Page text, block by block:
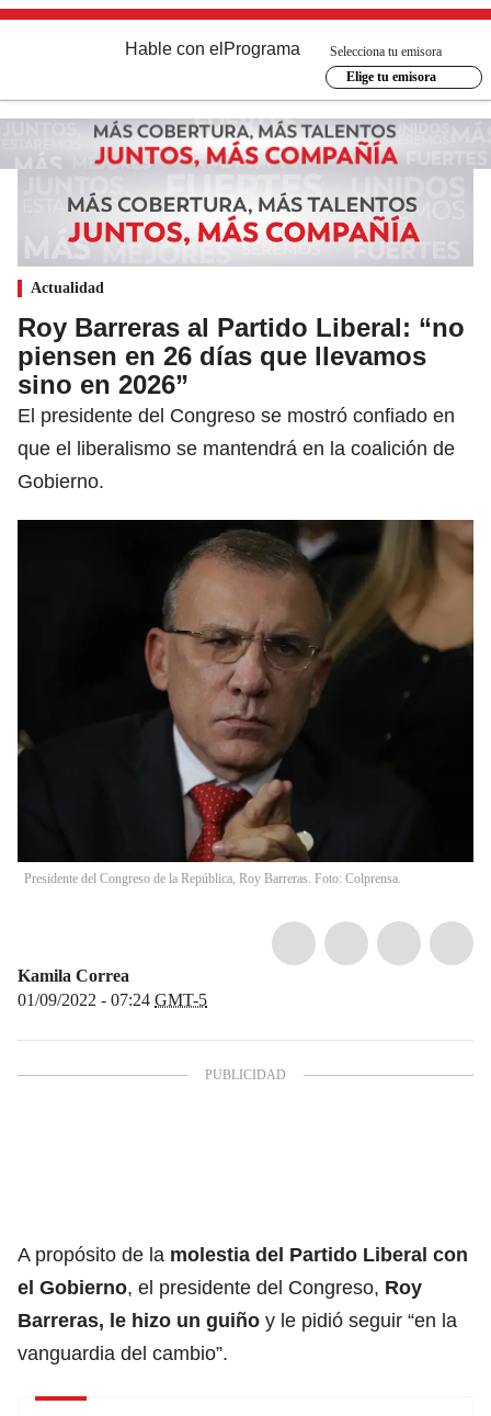
Hable con el Programa
Selecciona tu emisora
Elige tu emisora
Actualidad
Roy Barreras al Partido Liberal: “no
piensen en 26 días que llevamos
sino en 2026”
El presidente del Congreso se mostró confiado en
que el liberalismo se mantendrá en la coalición de
Gobierno.
Presidente del Congreso de la República, Roy Barreras. Foto: Colprensa.
Kamila Correa
01/09/2022 - 07:24 GMT-5
A propósito de la molestia del Partido Liberal con
el Gobierno, el presidente del Congreso, Roy
Barreras, le hizo un guiño y le pidió seguir “en la
vanguardia del cambio”.